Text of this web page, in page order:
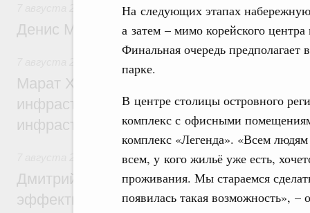
На следующих этапах
а затем – мимо корейского
Финальная очередь предполагает
парке.
В центре столицы островного
комплекс с офисными
комплекс «Легенда». «Всем
всем, у кого жильё уже есть,
проживания. Мы стараемся
появилась такая возможность»,
Общие вопросы промышленной политики
Денис Мантуров посетил Ярославскую
Марат Хуснуллин: 15 объектов
инфраструктуры построили и обновили
инфраструктурным кредитам
Развитие сельских территорий
Дмитрий Патрушев: Синхронизация
эффективность поддержки сельских